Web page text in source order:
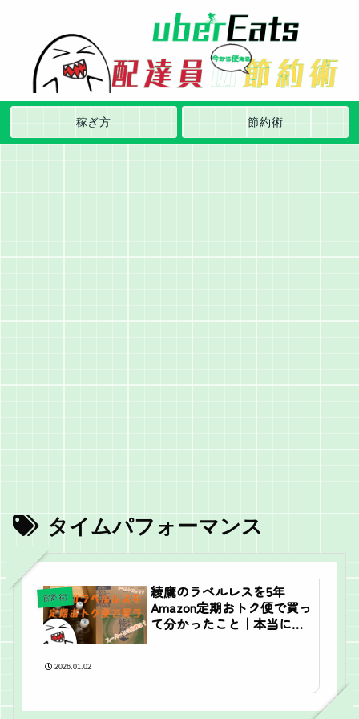
稼ぎ方 節約術
タイムパフォーマンス
節約術
綾鷹のラベルレスを5年
Amazon定期おトク便で買っ
て分かったこと｜本当にお
2026.01.02